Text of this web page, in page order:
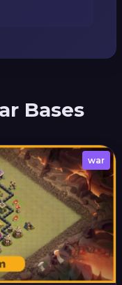
Bases
war